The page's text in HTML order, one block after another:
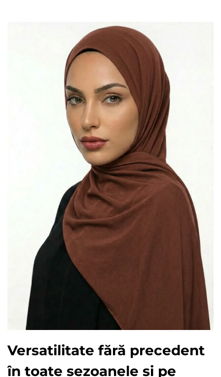
Versatilitate fără precedent
în toate sezoanele și pe